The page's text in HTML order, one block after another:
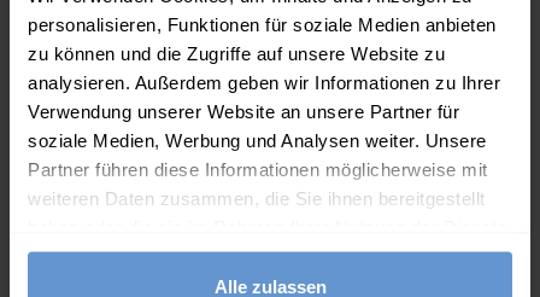
personalisieren, Funktionen für soziale Medien anbieten
zu können und die Zugriffe auf unsere Website zu
analysieren. Außerdem geben wir Informationen zu Ihrer
Verwendung unserer Website an unsere Partner für
soziale Medien, Werbung und Analysen weiter. Unsere
Partner führen diese Informationen möglicherweise mit
weiteren Daten zusammen, die Sie ihnen bereitgestellt
gesammelt haben.
Alle zulassen
Unser Leinenkleid mit Knopfleiste und praktischen
Taschen ist perfekt für die Freizeit geeignet.
Eigenschaften
100% Leinen
V-Ausschnitt